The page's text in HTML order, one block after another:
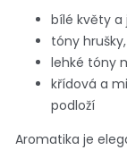
bílé květy
tóny
lehké tóny
křídová a
podloží
Aromatika je